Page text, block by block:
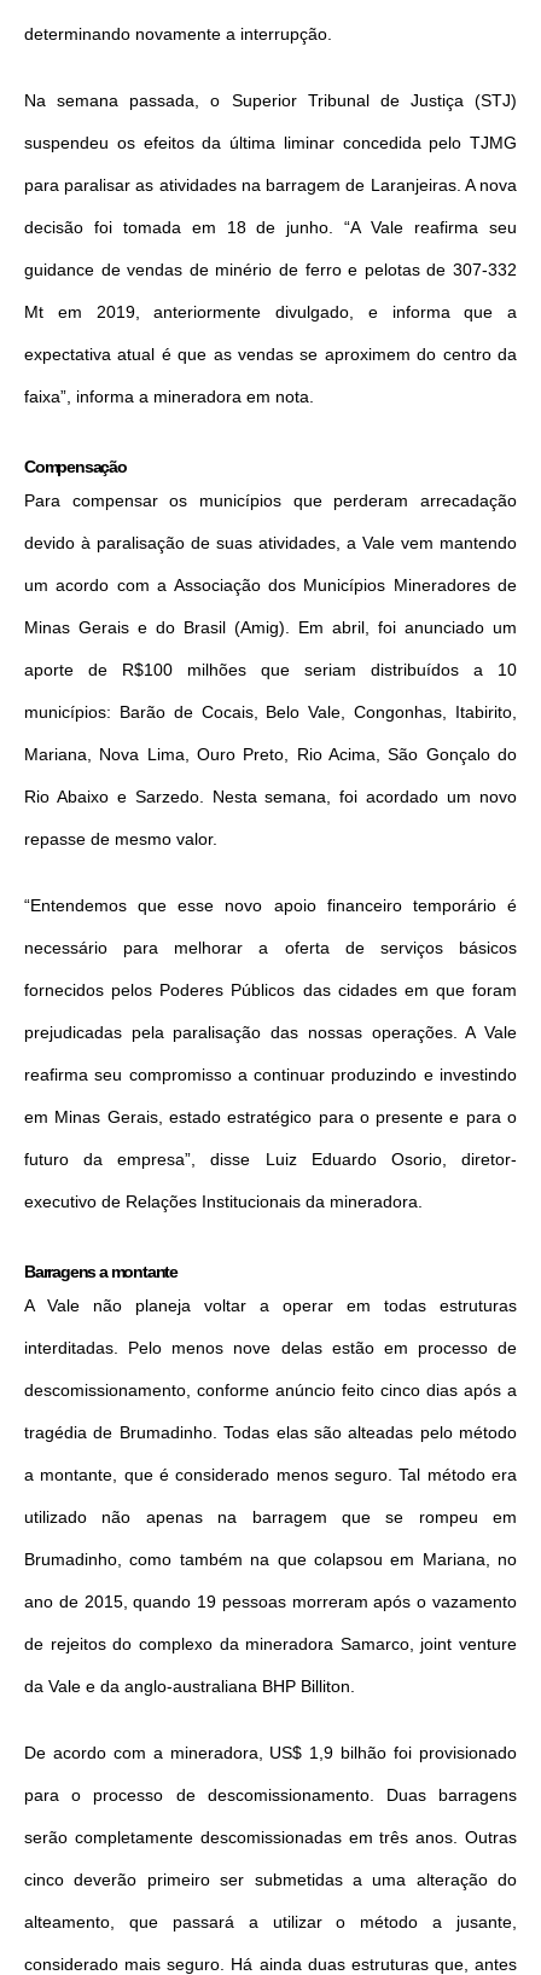
determinando novamente a interrupção.
Na semana passada, o Superior Tribunal de Justiça (STJ)
suspendeu os efeitos da última liminar concedida pelo TJMG
para paralisar as atividades na barragem de Laranjeiras. A nova
decisão foi tomada em 18 de junho. “A Vale reafirma seu
guidance de vendas de minério de ferro e pelotas de 307-332
Mt em 2019, anteriormente divulgado, e informa que a
expectativa atual é que as vendas se aproximem do centro da
faixa”, informa a mineradora em nota.
Compensação
Para compensar os municípios que perderam arrecadação
devido à paralisação de suas atividades, a Vale vem mantendo
um acordo com a Associação dos Municípios Mineradores de
Minas Gerais e do Brasil (Amig). Em abril, foi anunciado um
aporte de R$100 milhões que seriam distribuídos a 10
municípios: Barão de Cocais, Belo Vale, Congonhas, Itabirito,
Mariana, Nova Lima, Ouro Preto, Rio Acima, São Gonçalo do
Rio Abaixo e Sarzedo. Nesta semana, foi acordado um novo
repasse de mesmo valor.
“Entendemos que esse novo apoio financeiro temporário é
necessário para melhorar a oferta de serviços básicos
fornecidos pelos Poderes Públicos das cidades em que foram
prejudicadas pela paralisação das nossas operações. A Vale
reafirma seu compromisso a continuar produzindo e investindo
em Minas Gerais, estado estratégico para o presente e para o
futuro da empresa”, disse Luiz Eduardo Osorio, diretor-
executivo de Relações Institucionais da mineradora.
Barragens a montante
A Vale não planeja voltar a operar em todas estruturas
interditadas. Pelo menos nove delas estão em processo de
descomissionamento, conforme anúncio feito cinco dias após a
tragédia de Brumadinho. Todas elas são alteadas pelo método
a montante, que é considerado menos seguro. Tal método era
utilizado não apenas na barragem que se rompeu em
Brumadinho, como também na que colapsou em Mariana, no
ano de 2015, quando 19 pessoas morreram após o vazamento
de rejeitos do complexo da mineradora Samarco, joint venture
da Vale e da anglo-australiana BHP Billiton.
De acordo com a mineradora, US$ 1,9 bilhão foi provisionado
para o processo de descomissionamento. Duas barragens
serão completamente descomissionadas em três anos. Outras
cinco deverão primeiro ser submetidas a uma alteração do
alteamento, que passará a utilizar o método a jusante,
considerado mais seguro. Há ainda duas estruturas que, antes